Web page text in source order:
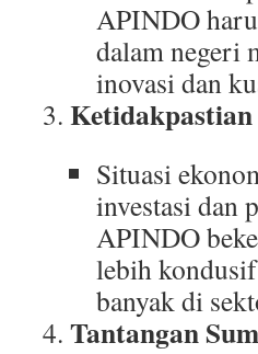
APINDO
dalam negeri
inovasi dan
Situasi
investasi dan
APINDO
lebih
banyak di
Tantangan